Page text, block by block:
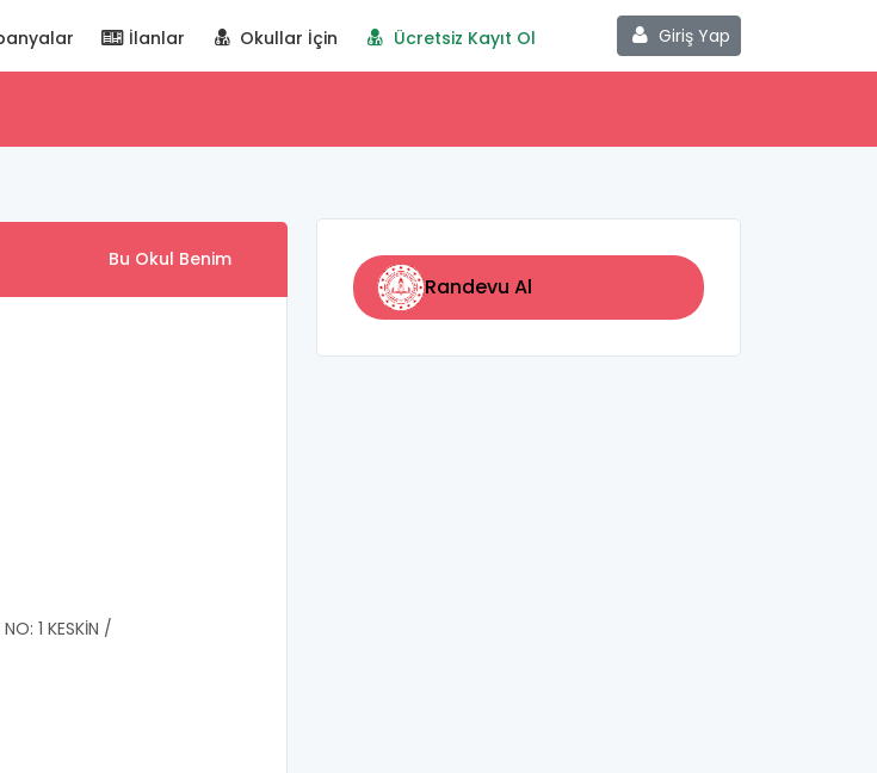
Giriş Yap
İlanlar Okullar İçin Ücretsiz Kayıt Ol
Bu Okul Benim
1 KESKİN /
Randevu Al